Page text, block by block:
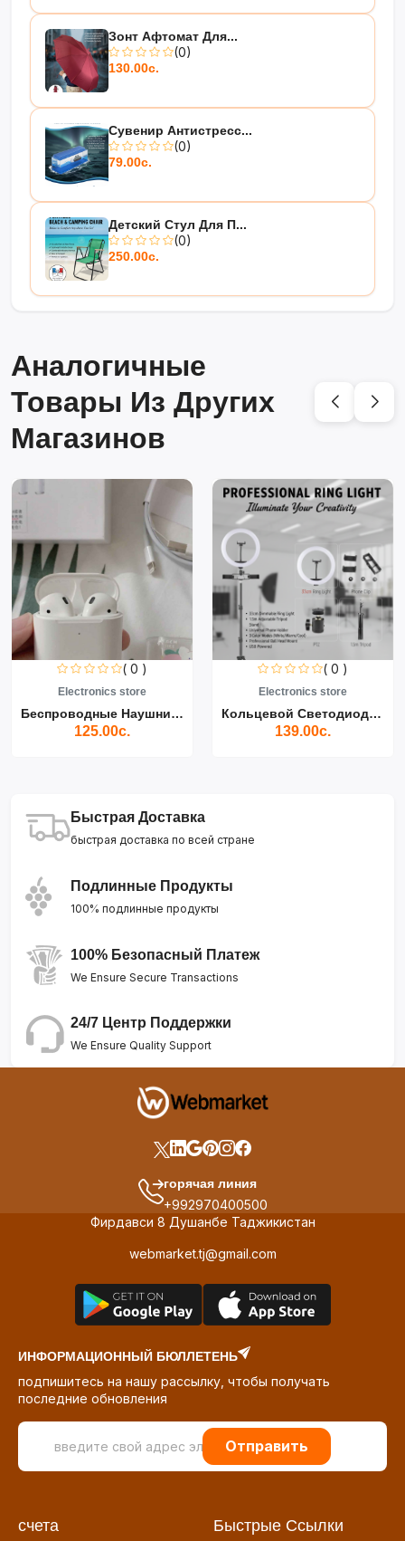
Зонт Афтомат Для...
(0)
130.00с.
Сувенир Антистресс...
(0)
79.00с.
Детский Стул Для П...
(0)
250.00с.
Аналогичные
Товары Из Других
Магазинов
( 0 )
Electronics store
Беспроводные Наушники Air...
125.00с.
( 0 )
Electronics store
Кольцевой Светодиодный Св...
139.00с.
Быстрая Доставка
быстрая доставка по всей стране
Подлинные Продукты
100% подлинные продукты
100% Безопасный Платеж
We Ensure Secure Transactions
24/7 Центр Поддержки
We Ensure Quality Support
горячая линия
+992970400500
Фирдавси 8 Душанбе Таджикистан
webmarket.tj@gmail.com
ИНФОРМАЦИОННЫЙ БЮЛЛЕТЕНЬ
подпишитесь на нашу рассылку, чтобы получать
последние обновления
Отправить
счета Быстрые Ссылки